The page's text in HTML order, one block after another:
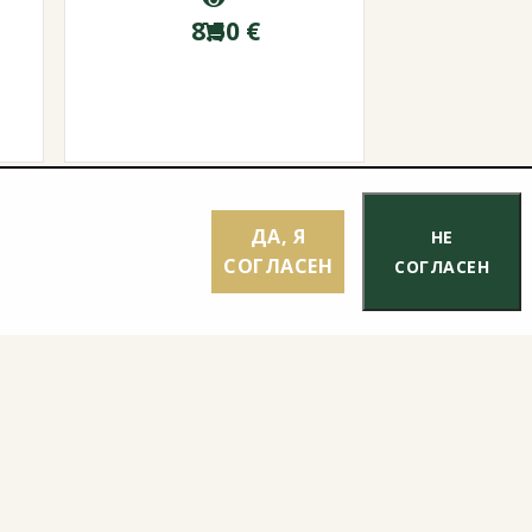
8.50 €
ДА, Я
СОГЛАСЕН
НЕ
СОГЛАСЕН